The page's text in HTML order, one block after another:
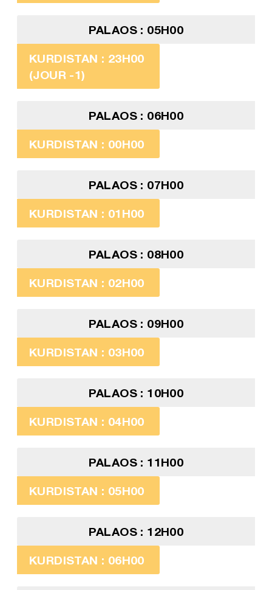
PALAOS : 05H00
KURDISTAN : 23H00
(JOUR -1)
PALAOS : 06H00
KURDISTAN : 00H00
PALAOS : 07H00
KURDISTAN : 01H00
PALAOS : 08H00
KURDISTAN : 02H00
PALAOS : 09H00
KURDISTAN : 03H00
PALAOS : 10H00
KURDISTAN : 04H00
PALAOS : 11H00
KURDISTAN : 05H00
PALAOS : 12H00
KURDISTAN : 06H00